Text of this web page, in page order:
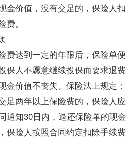
金价值，没有交足的，保险人扣
。
达到一定的年限后，保险单便
保人不愿意继续投保而要求退费
金价值不丧失。保险法上规定：
足两年以上保险费的，保险人应
通知30日内，退还保险单的现金
保险人按照合同约定扣除手续费